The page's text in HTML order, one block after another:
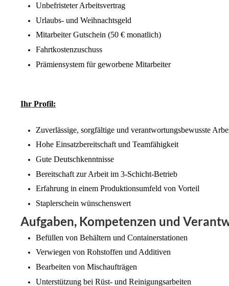
Unbefristeter Arbeitsvertrag
Urlaubs- und Weihnachtsgeld
Mitarbeiter Gutschein (50 € monatlich)
Fahrtkostenzuschuss
Prämiensystem für geworbene Mitarbeiter
Ihr Profil:
Zuverlässige, sorgfältige und verantwortungsbewusste
Hohe Einsatzbereitschaft und Teamfähigkeit
Gute Deutschkenntnisse
Bereitschaft zur Arbeit im 3-Schicht-Betrieb
Erfahrung in einem Produktionsumfeld von Vorteil
Staplerschein wünschenswert
Aufgaben, Kompetenzen und
Befüllen von Behältern und Containerstationen
Verwiegen von Rohstoffen und Additiven
Bearbeiten von Mischaufträgen
Unterstützung bei Rüst- und Reinigungsarbeiten